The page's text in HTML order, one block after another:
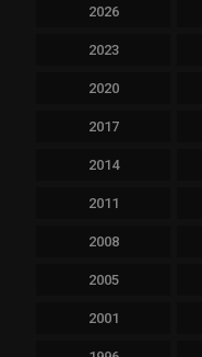
2026
2023
2020
2017
2014
2011
2008
2005
2001